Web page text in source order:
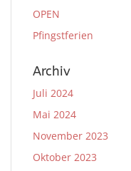
OPEN
Pfingstferien
Archiv
Juli 2024
Mai 2024
November 2023
Oktober 2023